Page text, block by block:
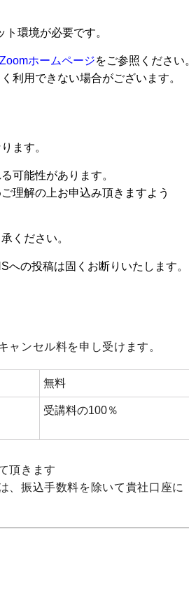
環境が必要です。
Zoomホームページをご参照ください
利用できない場合がございます。
ます。
可能性があります。
理解の上お申込み頂きますよう
ください。
の投稿は固くお断りいたします。
ンセル料を申し受けます。
無料
受講料の100％
頂きます
、振込手数料を除いて貴社口座に